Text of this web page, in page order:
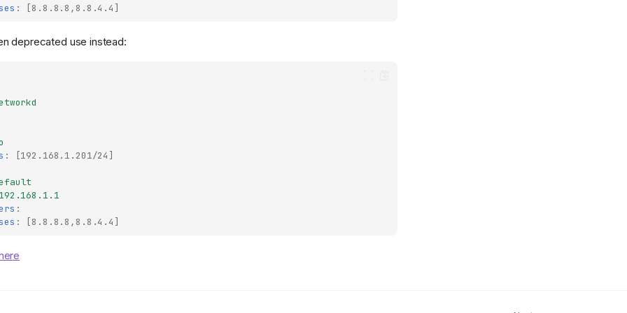
: [8.8.8.8 , 8.8.4.4 ]
deprecated use instead:
: [192.168.1.201/24 ]
:
: [8.8.8.8 , 8.8.4.4 ]